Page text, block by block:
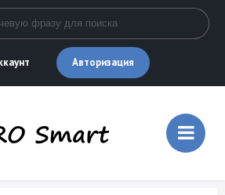
Авторизация